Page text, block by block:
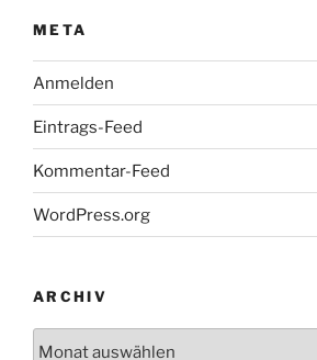
META
Anmelden
Eintrags-Feed
Kommentar-Feed
WordPress.org
ARCHIV